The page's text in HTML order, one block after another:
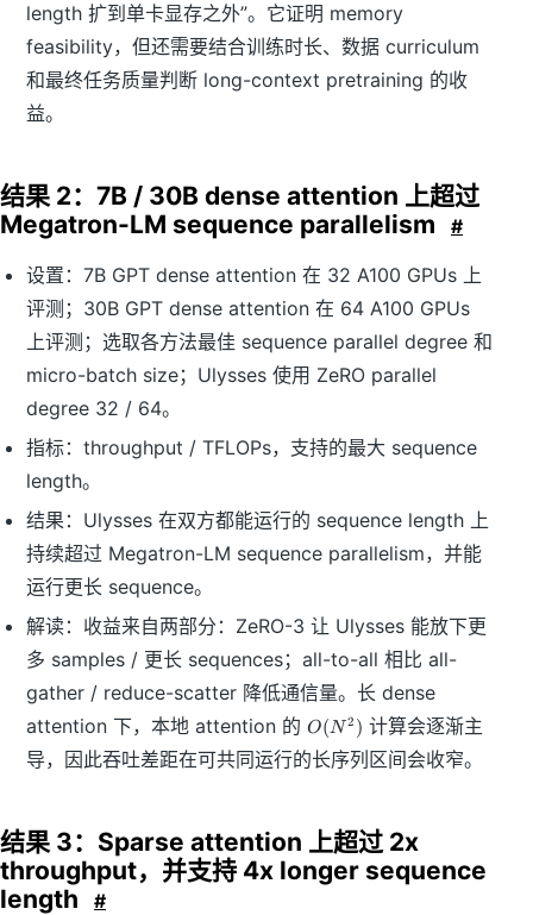
length 扩到单卡显存之外”。它证明 memory
feasibility，但还需要结合训练时长、数据 curriculum
和最终任务质量判断 long-context pretraining 的收
益。
结果 2：7B / 30B dense attention 上超过
Megatron-LM sequence parallelism
#
设置：7B GPT dense attention 在 32 A100 GPUs 上
评测；30B GPT dense attention 在 64 A100 GPUs
上评测；选取各方法最佳 sequence parallel degree 和
micro-batch size；Ulysses 使用 ZeRO parallel
degree 32 / 64。
指标：throughput / TFLOPs，支持的最大 sequence
length。
结果：Ulysses 在双方都能运行的 sequence length 上
持续超过 Megatron-LM sequence parallelism，并能
运行更长 sequence。
解读：收益来自两部分：ZeRO-3 让 Ulysses 能放下更
多 samples / 更长 sequences；all-to-all 相比 all-
gather / reduce-scatter 降低通信量。长 dense
attention 下，本地 attention 的O
N
O(N2 ) 计算会逐渐主
导，因此吞吐差距在可共同运行的长序列区间会收窄。
结果 3：Sparse attention 上超过 2x
throughput，并支持 4x longer sequence
length
#